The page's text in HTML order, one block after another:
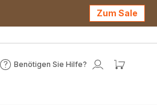
Zum Sale
Benötigen Sie Hilfe?
Benötigen
Mein